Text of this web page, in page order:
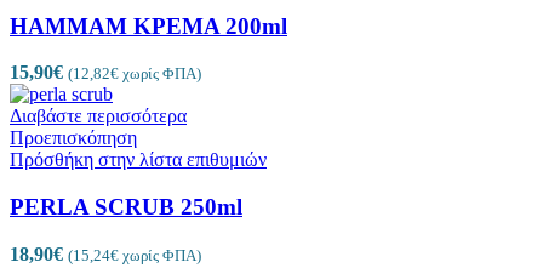
HAMMAM ΚΡΕΜΑ 200ml
15,90€ (12,82€ χωρίς ΦΠΑ)
Διαβάστε περισσότερα
Προεπισκόπηση
Πρόσθήκη στην λίστα επιθυμιών
PERLA SCRUB 250ml
18,90€ (15,24€ χωρίς ΦΠΑ)